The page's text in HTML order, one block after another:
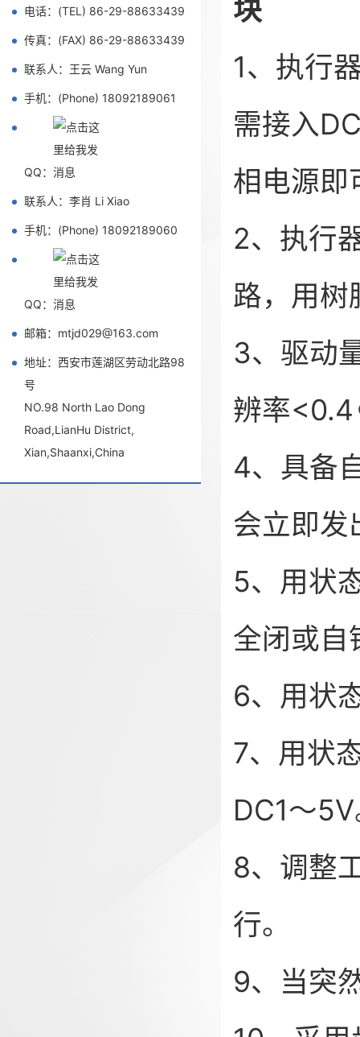
电话：(TEL) 86-29-88633439
传真：(FAX) 86-29-88633439
联系人：王云 Wang Yun
手机：(Phone) 18092189061
QQ：
联系人：李肖 Li Xiao
手机：(Phone) 18092189060
QQ：
邮箱：mtjd029@163.com
地址：西安市莲湖区劳动北路98
号
NO.98 North Lao Dong
Road,LianHu District,
Xian,Shaanxi,China
块
1、执行
需接入
相电源即
2、执行
路，用树
3、驱动
辨率
4、具备
会立即发
5、用状
全闭或自
6、用状
7、用状
DC1～
8、调整
行。
9、当突